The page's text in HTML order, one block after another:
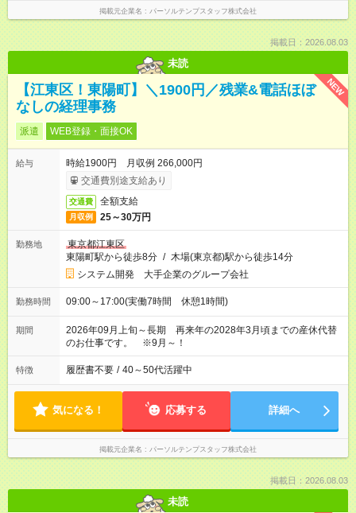
掲載元企業名 パーソルテンプスタッフ株式会社
掲載日：2026.08.03
未読
NEW
【江東区！東陽町】＼1900円／残業&電話ほぼ
なしの経理事務
派遣 WEB登録・面接OK
給与
時給1900円 月収例 266,000円
交通費別途支給あり
交通費 全額支給
月収例 25～30万円
勤務地
東京都江東区
東陽町駅から徒歩8分 / 木場(東京都)駅から徒歩14分
システム開発 大手企業のグループ会社
勤務時間 09:00～17:00(実働7時間 休憩1時間)
期間
2026年09月上旬～長期 再来年の2028年3月頃までの産休代替
のお仕事です。 ※9月～！
特徴 履歴書不要 / 40～50代活躍中
気になる！ 応募する 詳細へ
掲載元企業名 パーソルテンプスタッフ株式会社
掲載日：2026.08.03
未読